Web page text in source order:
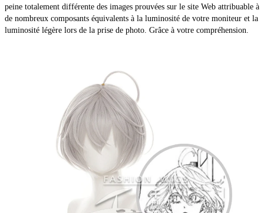
peine totalement différente des images prouvées sur le site Web attribuable à
de nombreux composants équivalents à la luminosité de votre moniteur et la
luminosité légère lors de la prise de photo. Grâce à votre compréhension.